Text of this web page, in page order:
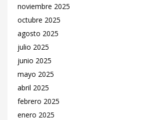
noviembre 2025
octubre 2025
agosto 2025
julio 2025
junio 2025
mayo 2025
abril 2025
febrero 2025
enero 2025